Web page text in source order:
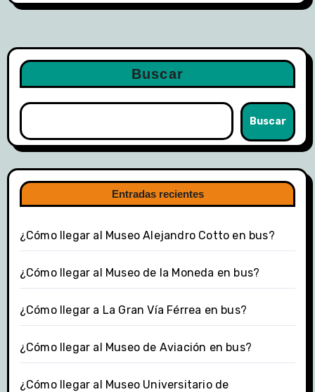
Buscar
Buscar
Entradas recientes
¿Cómo llegar al Museo Alejandro Cotto en bus?
¿Cómo llegar al Museo de la Moneda en bus?
¿Cómo llegar a La Gran Vía Férrea en bus?
¿Cómo llegar al Museo de Aviación en bus?
¿Cómo llegar al Museo Universitario de